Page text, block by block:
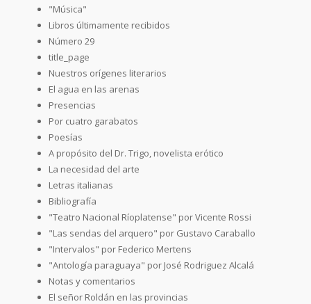
"Música"
Libros últimamente recibidos
Número 29
title_page
Nuestros orígenes literarios
El agua en las arenas
Presencias
Por cuatro garabatos
Poesías
A propósito del Dr. Trigo, novelista erótico
La necesidad del arte
Letras italianas
Bibliografía
"Teatro Nacional Ríoplatense" por Vicente Rossi
"Las sendas del arquero" por Gustavo Caraballo
"Intervalos" por Federico Mertens
"Antología paraguaya" por José Rodriguez Alcalá
Notas y comentarios
El señor Roldán en las provincias